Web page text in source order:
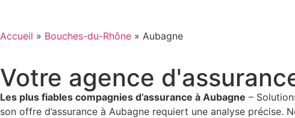
Accueil » Bouches-du-Rhône » Aubagne
Votre agence
Les plus fiables compagnies d’assurance à Aubagne –
son offre d’assurance à Aubagne requiert une analyse